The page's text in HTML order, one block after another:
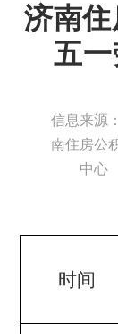
济南
五
信息来源
南住房公
中心
时间